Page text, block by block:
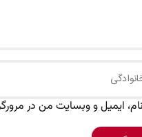
ایمیل و وبسایت من در